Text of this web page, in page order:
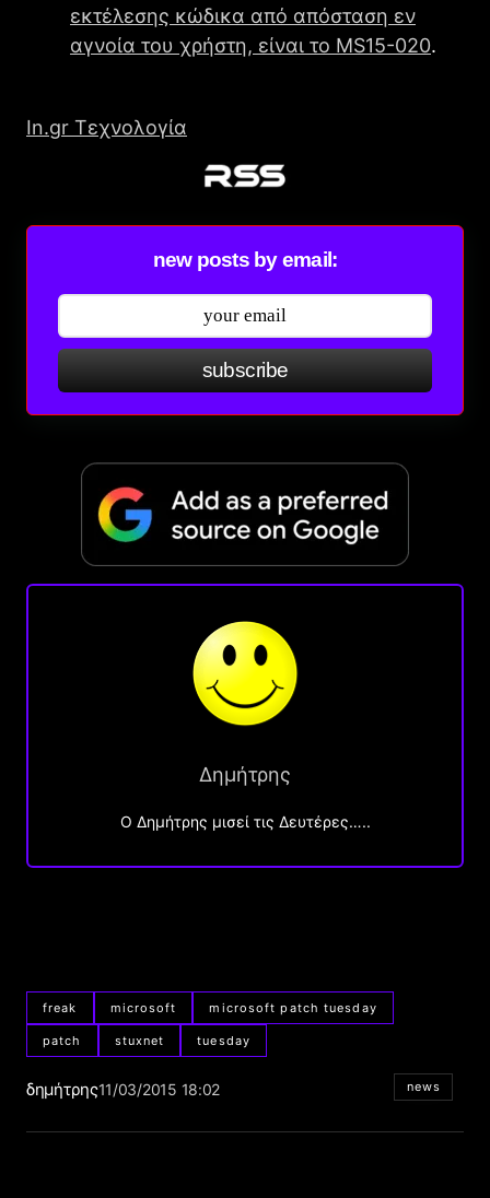
εκτέλεσης κώδικα από απόσταση εν
αγνοία του χρήστη, είναι το MS15-020.
In.gr Τεχνολογία
new posts by email:
subscribe
Δημήτρης
O Δημήτρης μισεί τις Δευτέρες…..
freak microsoft microsoft patch tuesday
patch stuxnet tuesday
δημήτρης11/03/2015 18:02 news